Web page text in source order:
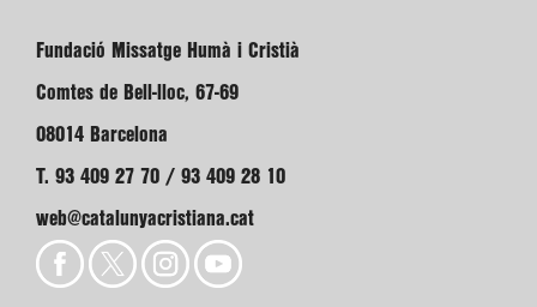
Fundació Missatge Humà i Cristià
Comtes de Bell-lloc, 67-69
08014 Barcelona
T. 93 409 27 70 / 93 409 28 10
web@catalunyacristiana.cat